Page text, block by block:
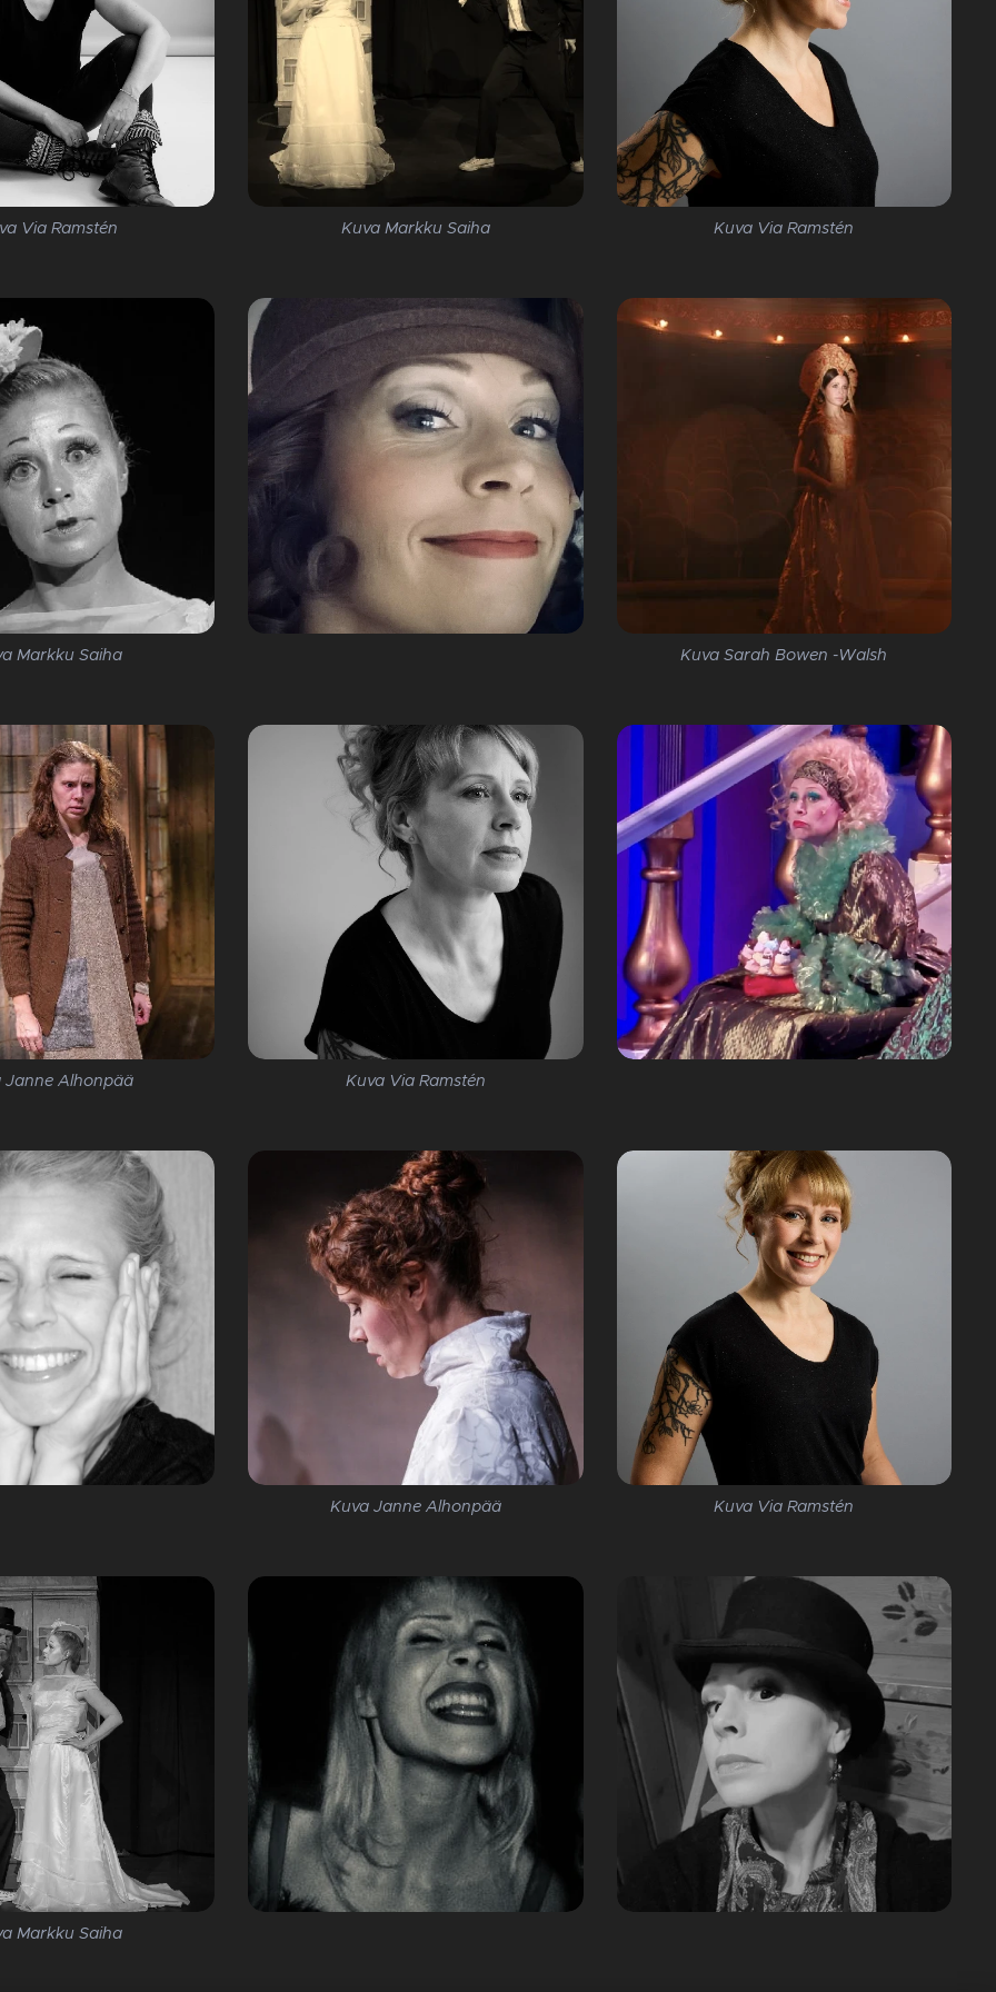
Via Ramstén Kuva Markku Saiha Kuva Via Ramstén
Markku Saiha Kuva Sarah Bowen -Walsh
Janne Alhonpää Kuva Via Ramstén
Kuva Janne Alhonpää Kuva Via Ramstén
Markku Saiha